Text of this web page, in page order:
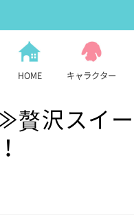
HOME キャラクター
沢スイ